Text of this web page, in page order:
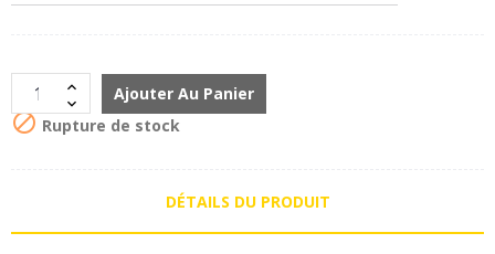
Ajouter Au Panier
 Rupture de stock
DÉTAILS DU PRODUIT